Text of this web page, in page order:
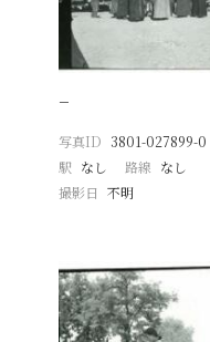
−
写真ID 3801-027899-0
駅 なし 路線 なし
撮影日 不明